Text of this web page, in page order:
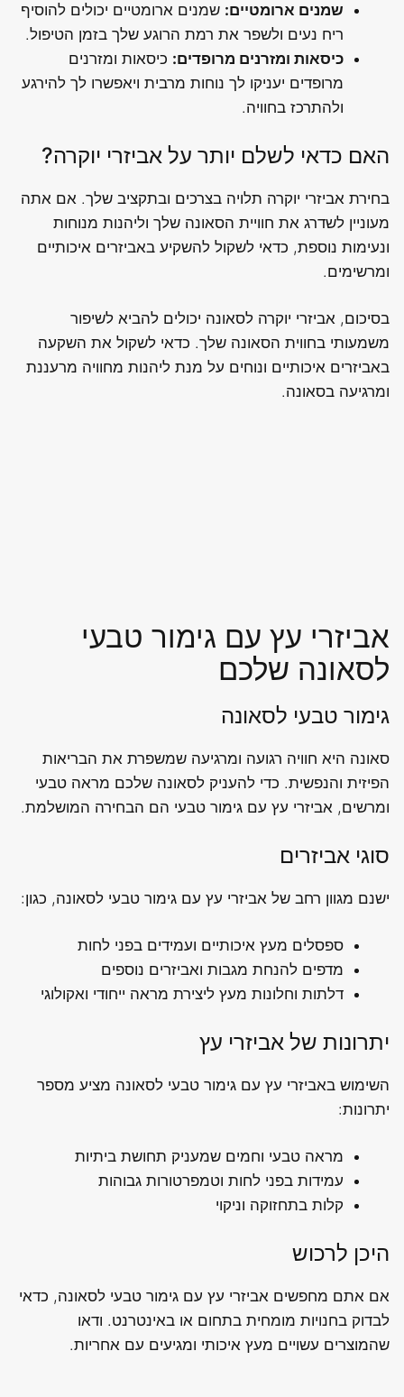
שמנים ארומטיים: שמנים ארומטיים יכולים להוסיף
ריח נעים ולשפר את רמת הרוגע שלך בזמן הטיפול.
כיסאות ומזרנים מרופדים: כיסאות ומזרנים
מרופדים יעניקו לך נוחות מרבית ויאפשרו לך להירגע
ולהתרכז בחוויה.
האם כדאי לשלם יותר על אביזרי יוקרה?
בחירת אביזרי יוקרה תלויה בצרכים ובתקציב שלך. אם אתה
מעוניין לשדרג את חוויית הסאונה שלך וליהנות מנוחות
ונעימות נוספת, כדאי לשקול להשקיע באביזרים איכותיים
ומרשימים.
בסיכום, אביזרי יוקרה לסאונה יכולים להביא לשיפור
משמעותי בחווית הסאונה שלך. כדאי לשקול את השקעה
באביזרים איכותיים ונוחים על מנת ליהנות מחוויה מרעננת
ומרגיעה בסאונה.
אביזרי עץ עם גימור טבעי
לסאונה שלכם
גימור טבעי לסאונה
סאונה היא חוויה רגועה ומרגיעה שמשפרת את הבריאות
הפיזית והנפשית. כדי להעניק לסאונה שלכם מראה טבעי
ומרשים, אביזרי עץ עם גימור טבעי הם הבחירה המושלמת.
סוגי אביזרים
ישנם מגוון רחב של אביזרי עץ עם גימור טבעי לסאונה, כגון:
ספסלים מעץ איכותיים ועמידים בפני לחות
מדפים להנחת מגבות ואביזרים נוספים
דלתות וחלונות מעץ ליצירת מראה ייחודי ואקולוגי
יתרונות של אביזרי עץ
השימוש באביזרי עץ עם גימור טבעי לסאונה מציע מספר
יתרונות:
מראה טבעי וחמים שמעניק תחושת ביתיות
עמידות בפני לחות וטמפרטורות גבוהות
קלות בתחזוקה וניקוי
היכן לרכוש
אם אתם מחפשים אביזרי עץ עם גימור טבעי לסאונה, כדאי
לבדוק בחנויות מומחית בתחום או באינטרנט. ודאו
שהמוצרים עשויים מעץ איכותי ומגיעים עם אחריות.